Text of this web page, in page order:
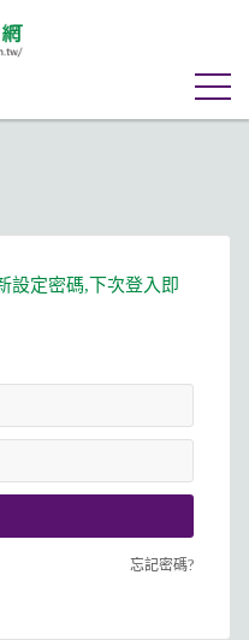
忘記密碼?